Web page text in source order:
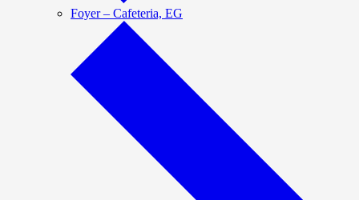
Foyer – Cafeteria, EG